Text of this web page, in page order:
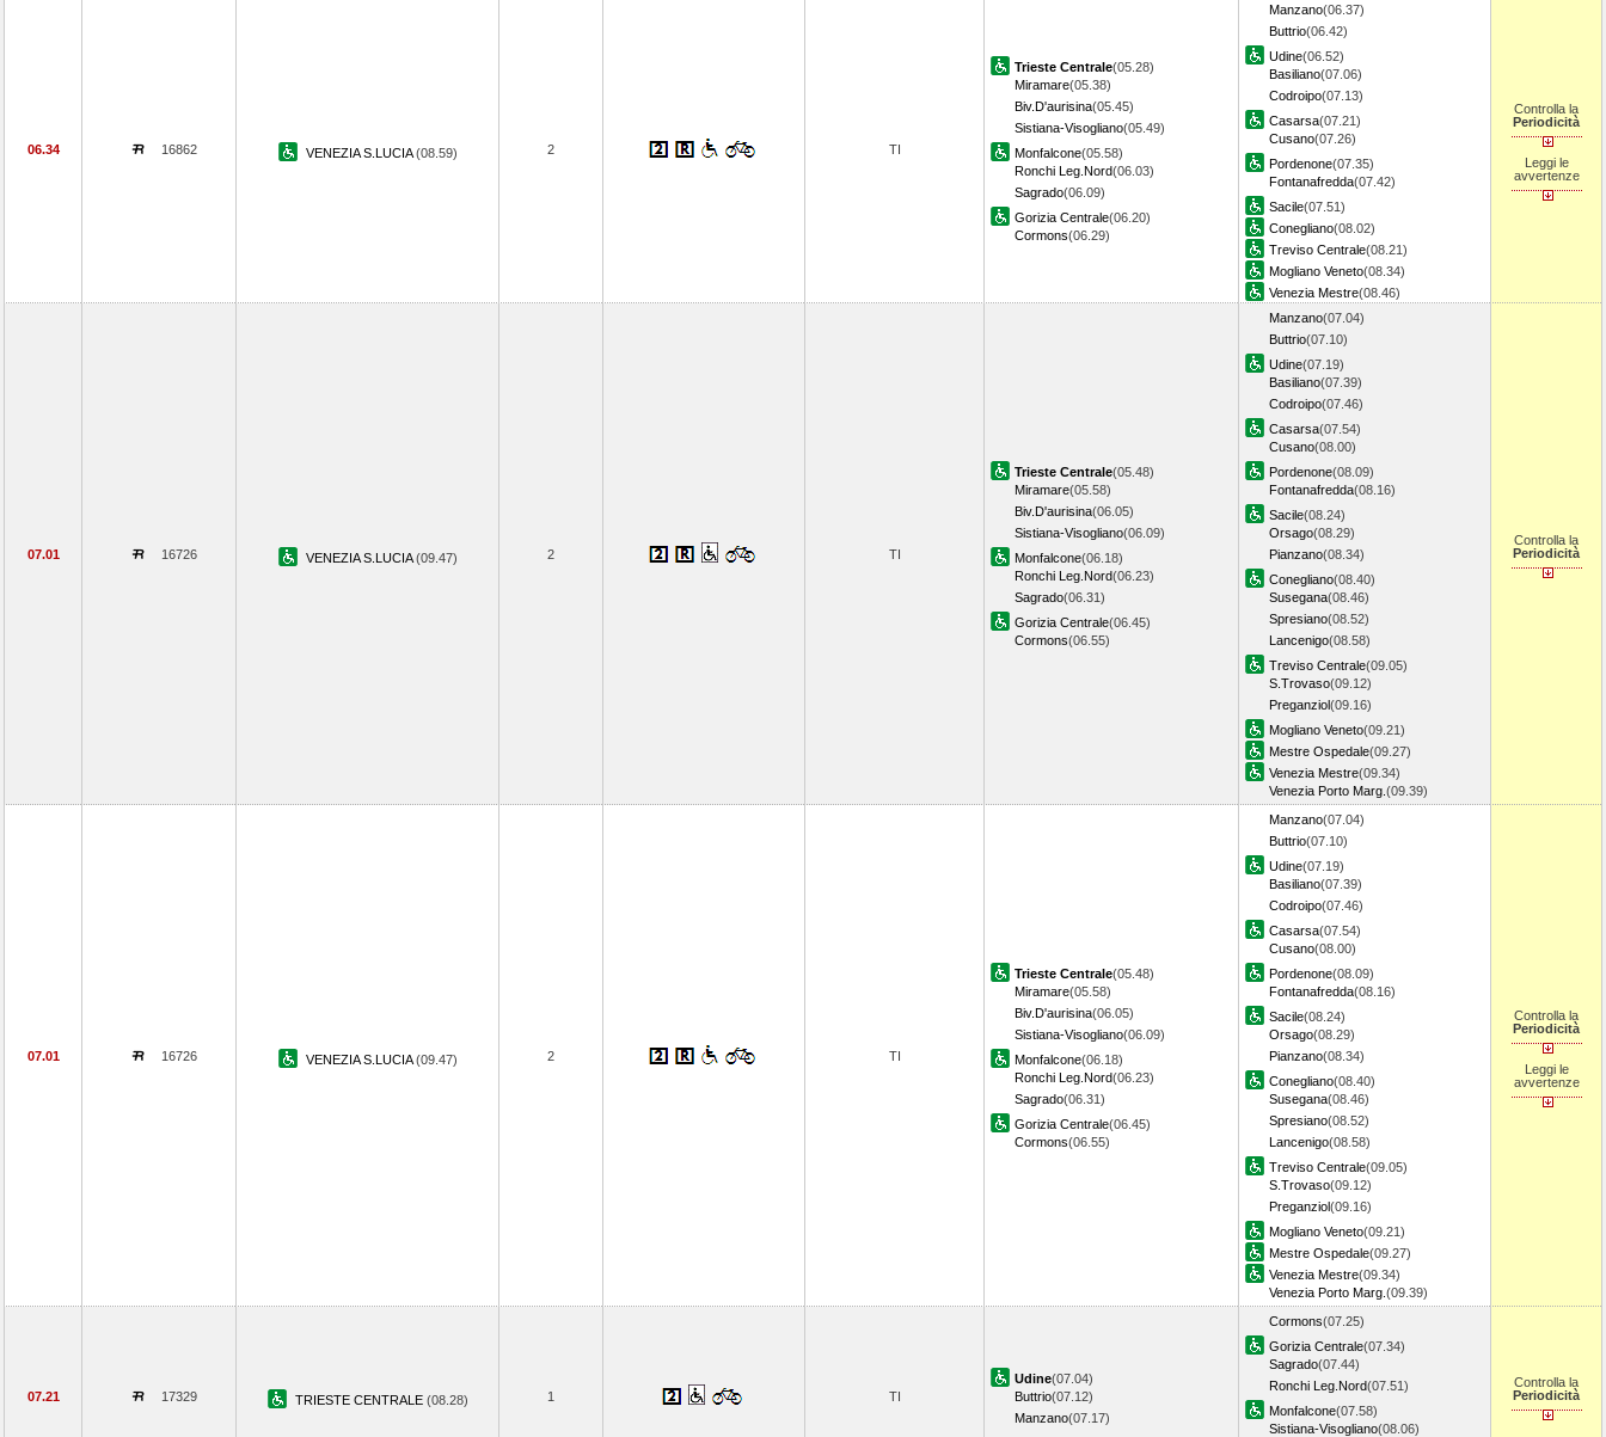
06.34 16862 VENEZIA S.LUCIA(08.59) 2 TI
Trieste Centrale(05.28)
Miramare(05.38)
Biv.D'aurisina(05.45)
Sistiana-Visogliano(05.49)
Monfalcone(05.58)
Ronchi Leg.Nord(06.03)
Sagrado(06.09)
Gorizia Centrale(06.20)
Cormons(06.29)
Manzano(06.37)
Buttrio(06.42)
Udine(06.52)
Basiliano(07.06)
Codroipo(07.13)
Casarsa(07.21)
Cusano(07.26)
Pordenone(07.35)
Fontanafredda(07.42)
Sacile(07.51)
Conegliano(08.02)
Treviso Centrale(08.21)
Mogliano Veneto(08.34)
Venezia Mestre(08.46)
Controlla la
Periodicità
Leggi le
avvertenze
07.01 16726 VENEZIA S.LUCIA(09.47) 2 TI
Trieste Centrale(05.48)
Miramare(05.58)
Biv.D'aurisina(06.05)
Sistiana-Visogliano(06.09)
Monfalcone(06.18)
Ronchi Leg.Nord(06.23)
Sagrado(06.31)
Gorizia Centrale(06.45)
Cormons(06.55)
Manzano(07.04)
Buttrio(07.10)
Udine(07.19)
Basiliano(07.39)
Codroipo(07.46)
Casarsa(07.54)
Cusano(08.00)
Pordenone(08.09)
Fontanafredda(08.16)
Sacile(08.24)
Orsago(08.29)
Pianzano(08.34)
Conegliano(08.40)
Susegana(08.46)
Spresiano(08.52)
Lancenigo(08.58)
Treviso Centrale(09.05)
S.Trovaso(09.12)
Preganziol(09.16)
Mogliano Veneto(09.21)
Mestre Ospedale(09.27)
Venezia Mestre(09.34)
Venezia Porto Marg. (09.39)
Controlla la
Periodicità
07.01 16726 VENEZIA S.LUCIA(09.47) 2 TI
Trieste Centrale(05.48)
Miramare(05.58)
Biv.D'aurisina(06.05)
Sistiana-Visogliano(06.09)
Monfalcone(06.18)
Ronchi Leg.Nord(06.23)
Sagrado(06.31)
Gorizia Centrale(06.45)
Cormons(06.55)
Manzano(07.04)
Buttrio(07.10)
Udine(07.19)
Basiliano(07.39)
Codroipo(07.46)
Casarsa(07.54)
Cusano(08.00)
Pordenone(08.09)
Fontanafredda(08.16)
Sacile(08.24)
Orsago(08.29)
Pianzano(08.34)
Conegliano(08.40)
Susegana(08.46)
Spresiano(08.52)
Lancenigo(08.58)
Treviso Centrale(09.05)
S.Trovaso(09.12)
Preganziol(09.16)
Mogliano Veneto(09.21)
Mestre Ospedale(09.27)
Venezia Mestre(09.34)
Venezia Porto Marg. (09.39)
Controlla la
Periodicità
Leggi le
avvertenze
07.21 17329 TRIESTE CENTRALE (08.28) 1 TI
Udine(07.04)
Buttrio(07.12)
Manzano(07.17)
Cormons(07.25)
Gorizia Centrale(07.34)
Sagrado(07.44)
Ronchi Leg.Nord(07.51)
Monfalcone(07.58)
Sistiana-Visogliano(08.06)
Controlla la
Periodicità